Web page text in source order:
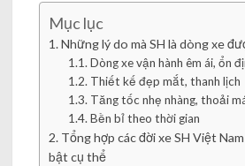
Mục lục
Những lý do mà SH là dòng xe
Dòng xe vận hành êm ái, ổn
Thiết kế đẹp mắt, thanh lịch
Tăng tốc nhẹ nhàng, thoải
Bền bỉ theo thời gian
Tổng hợp các đời xe SH Việt
bật cụ thể